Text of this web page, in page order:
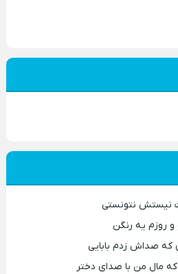
نیستش نتونستی
روزم یه رنگن
که صداش زدم بابایی
که مال من با صدای دختر